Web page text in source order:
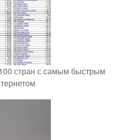
стран с самым быстрым